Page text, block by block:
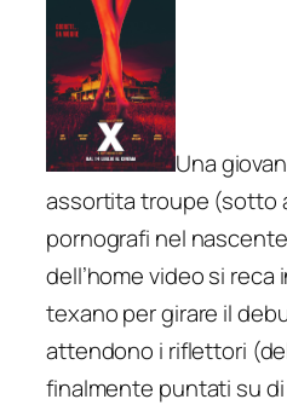
Una
assortita troupe (sotto
pornografi nel
dell’home video si
texano per girare il
attendono i riflettori
finalmente puntati su di